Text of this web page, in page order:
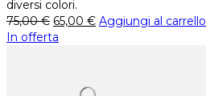
diversi colori.
75,00€ 65,00 € Aggiungi al carrello
In offerta